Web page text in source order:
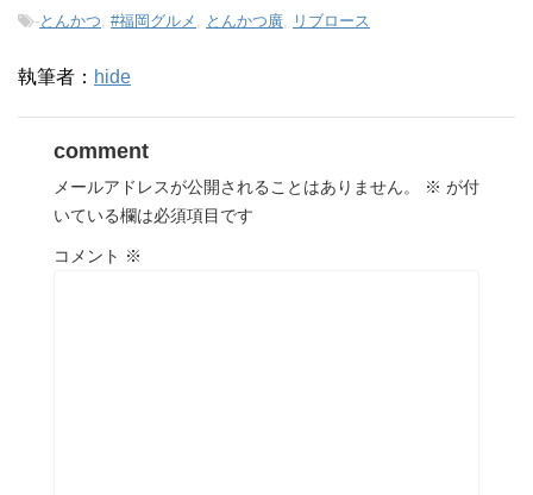
-とんかつ, #福岡グルメ , とんかつ廣, リブロース
執筆者： hide
comment
メールアドレスが公開されることはありません。 ※ が付
いている欄は必須項目です
コメント ※